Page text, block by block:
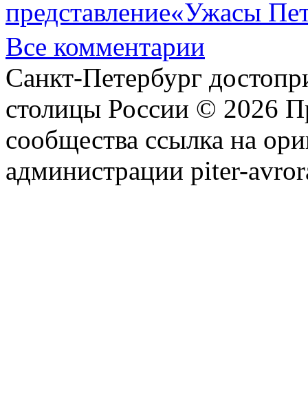
представление«Ужасы
Все комментарии
Санкт-Петербург
столицы России © 2026
сообщества ссылка на
администрации piter-